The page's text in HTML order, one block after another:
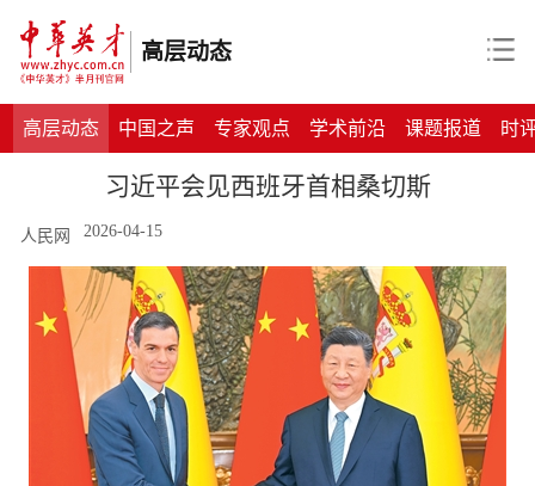
高层动态
高层动态 中国之声 专家观点 学术前沿 课题报道 时
习近平会见西班牙首相桑切斯
人民网 2026-04-15